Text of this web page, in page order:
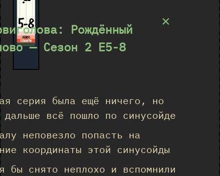
5-8 ×
Рождённый
— Сезон 2 E5-8
серия была ещё ничего, но
дальше всё пошло по синусойде
неповезло попасть на
координаты этой синусойды
бы снято неплохо и вспомнили